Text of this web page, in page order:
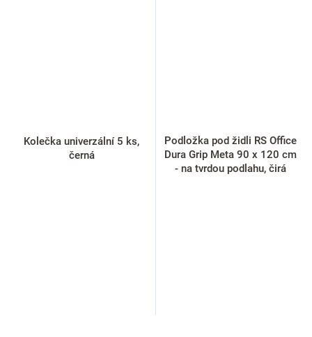
Kolečka univerzální 5 ks,
černá
Podložka pod židli RS Office
Dura Grip Meta 90 x 120 cm
- na tvrdou podlahu, čirá